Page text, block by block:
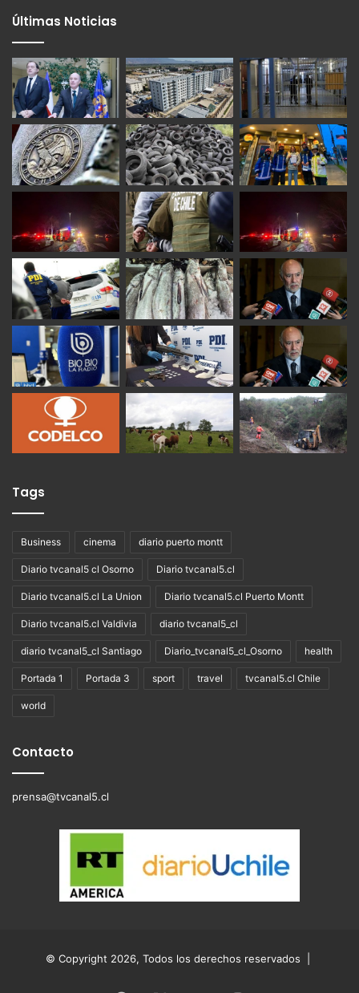
Últimas Noticias
Tags
Business cinema diario puerto montt
Diario tvcanal5 cl Osorno Diario tvcanal5.cl
Diario tvcanal5.cl La Union Diario tvcanal5.cl Puerto Montt
Diario tvcanal5.cl Valdivia diario tvcanal5_cl
diario tvcanal5_cl Santiago Diario_tvcanal5_cl_Osorno health
Portada 1 Portada 3 sport travel tvcanal5.cl Chile
world
Contacto
prensa@tvcanal5.cl
© Copyright 2026, Todos los derechos reservados |